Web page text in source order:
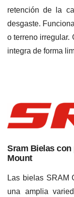
retención de la
desgaste.
o terreno irregular.
integra de forma
Sram Bielas con
Mount
Las bielas SRAM
una amplia